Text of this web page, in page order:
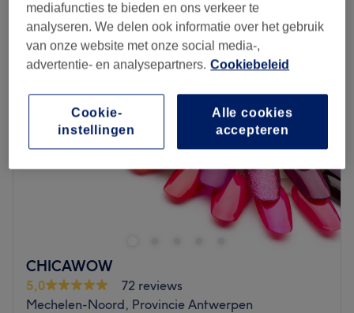
2 salons met:
paraffinepakking in Mechelen-Noord, Provincie Antwerpen
CHICAWOW
5,0
72 reviews
Mechelen-Noord, Provincie Antwerpen
mediafuncties te bieden en ons verkeer te
analyseren. We delen ook informatie over het gebruik
van onze website met onze social media-,
advertentie- en analysepartners. Cookiebeleid
Alle cookies
accepteren
Cookie-
instellingen